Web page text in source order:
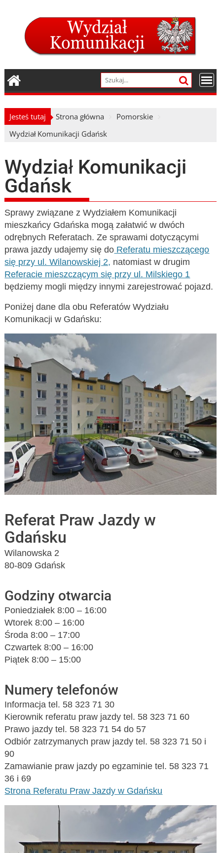
Jesteś tutaj Strona główna
Pomorskie
Wydział Komunikacji Gdańsk
Wydział Komunikacji
Gdańsk
Sprawy związane z Wydziałem Komunikacji
mieszkańcy Gdańska mogą załatwić w dwóch
odrębnych Referatach. Ze sprawami dotyczącymi
prawa jazdy udajemy się do Referatu mieszczącego
się przy ul. Wilanowskiej 2, natomiast w drugim
Referacie mieszczącym się przy ul. Milskiego 1
będziemy mogli między innymi zarejestrować pojazd.
Poniżej dane dla obu Referatów Wydziału
Komunikacji w Gdańsku:
Referat Praw Jazdy w
Gdańsku
Wilanowska 2
80-809 Gdańsk
Godziny otwarcia
Poniedziałek 8:00 – 16:00
Wtorek 8:00 – 16:00
Środa 8:00 – 17:00
Czwartek 8:00 – 16:00
Piątek 8:00 – 15:00
Numery telefonów
Informacja tel. 58 323 71 30
Kierownik referatu praw jazdy tel. 58 323 71 60
Prawo jazdy tel. 58 323 71 54 do 57
Odbiór zatrzymanych praw jazdy tel. 58 323 71 50 i
90
Zamawianie praw jazdy po egzaminie tel. 58 323 71
36 i 69
Strona Referatu Praw Jazdy w Gdańsku